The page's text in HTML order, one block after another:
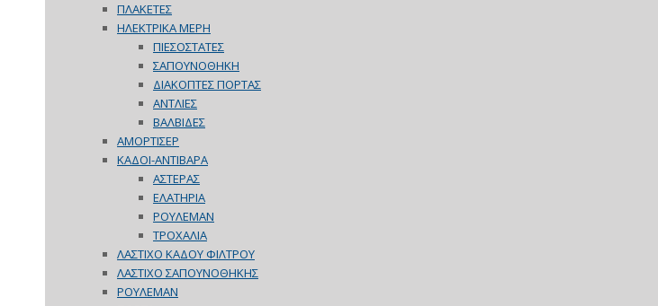
ΠΛΑΚΕΤΕΣ
ΗΛΕΚΤΡΙΚΑ ΜΕΡΗ
ΠΙΕΣΟΣΤΑΤΕΣ
ΣΑΠΟΥΝΟΘΗΚΗ
ΔΙΑΚΟΠΤΕΣ ΠΟΡΤΑΣ
ΑΝΤΛΙΕΣ
ΒΑΛΒΙΔΕΣ
ΑΜΟΡΤΙΣΕΡ
ΚΑΔΟΙ-ΑΝΤΙΒΑΡΑ
ΑΣΤΕΡΑΣ
ΕΛΑΤΗΡΙΑ
ΡΟΥΛΕΜΑΝ
ΤΡΟΧΑΛΙΑ
ΛΑΣΤΙΧΟ ΚΑΔΟΥ ΦΙΛΤΡΟΥ
ΛΑΣΤΙΧΟ ΣΑΠΟΥΝΟΘΗΚΗΣ
ΡΟΥΛΕΜΑΝ